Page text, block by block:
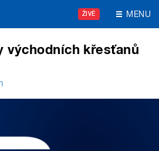
ŽIVĚ MENU
východních křesťanů